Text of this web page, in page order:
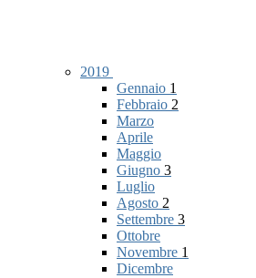
2019
Gennaio 1
Febbraio 2
Marzo
Aprile
Maggio
Giugno 3
Luglio
Agosto 2
Settembre 3
Ottobre
Novembre 1
Dicembre